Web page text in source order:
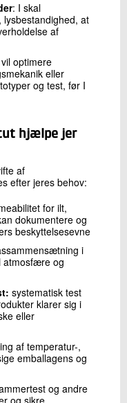
: I skal
at
af
optimere
eller
og test, før I
hjælpe jer
af
efter jeres behov:
for ilt,
dokumentere og
beskyttelsesevne
i
atmosfære og
systematisk test
klarer sig i
eller
af temperatur-,
emballagens og
og andre
og sikre